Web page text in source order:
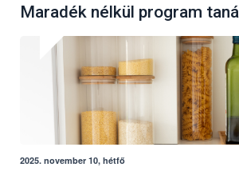
Maradék nélkül program
2025. november 10, hétfő